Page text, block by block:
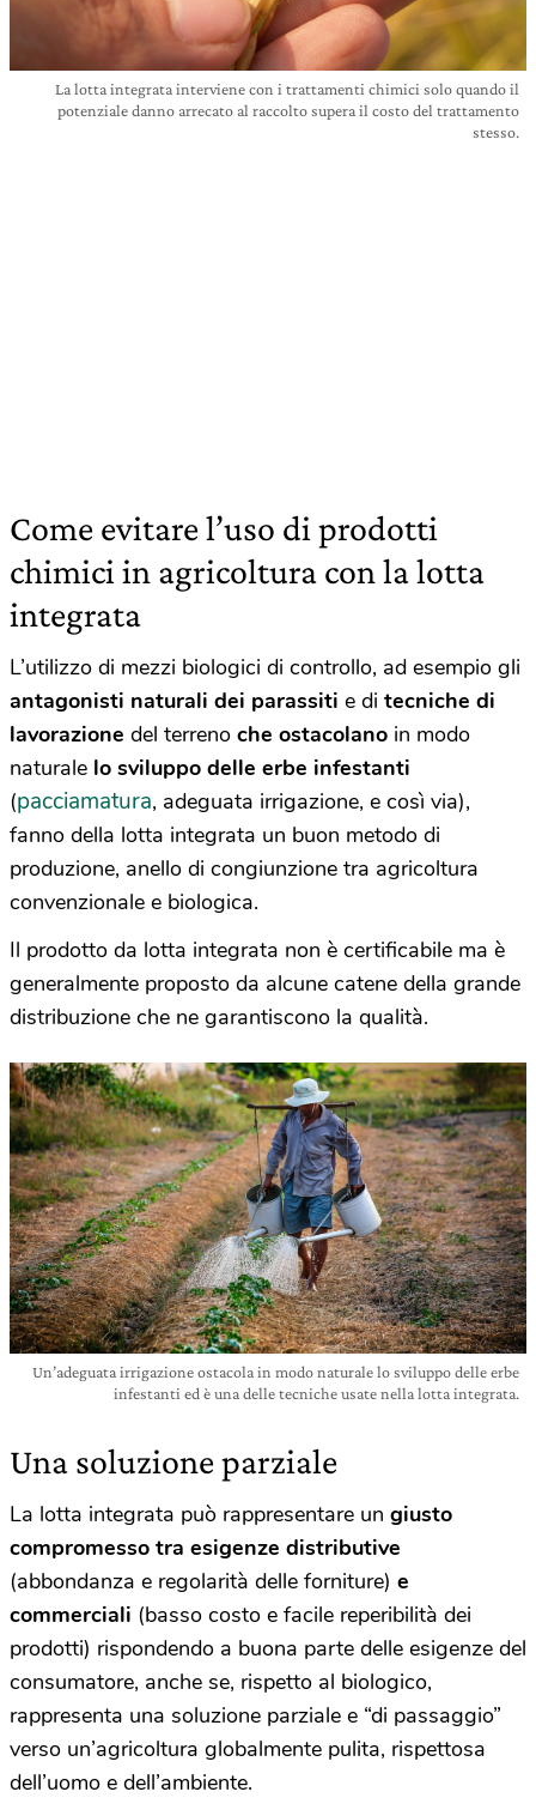
La lotta integrata interviene con i trattamenti chimici solo quando il
potenziale danno arrecato al raccolto supera il costo del trattamento
stesso.
Come evitare l’uso di prodotti
chimici in agricoltura con la lotta
integrata
L’utilizzo di mezzi biologici di controllo, ad esempio gli
antagonisti naturali dei parassiti e di tecniche di
lavorazione del terreno che ostacolano in modo
naturale lo sviluppo delle erbe infestanti
(pacciamatura, adeguata irrigazione, e così via),
fanno della lotta integrata un buon metodo di
produzione, anello di congiunzione tra agricoltura
convenzionale e biologica.
Il prodotto da lotta integrata non è certificabile ma è
generalmente proposto da alcune catene della grande
distribuzione che ne garantiscono la qualità.
Un’adeguata irrigazione ostacola in modo naturale lo sviluppo delle erbe
infestanti ed è una delle tecniche usate nella lotta integrata.
Una soluzione parziale
La lotta integrata può rappresentare un giusto
compromesso tra esigenze distributive
(abbondanza e regolarità delle forniture) e
commerciali (basso costo e facile reperibilità dei
prodotti) rispondendo a buona parte delle esigenze del
consumatore, anche se, rispetto al biologico,
rappresenta una soluzione parziale e “di passaggio”
verso un’agricoltura globalmente pulita, rispettosa
dell’uomo e dell’ambiente.